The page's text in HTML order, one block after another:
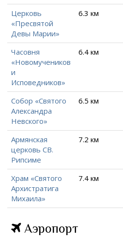
Церковь
«Пресвятой
Девы Марии»
6.3 км
Часовня
«Новомучеников
и
Исповедников»
6.4 км
Собор «Святого
Александра
Невского»
6.5 км
Армянская
церковь СВ.
Рипсиме
7.2 км
Храм «Святого
Архистратига
Михаила»
7.4 км
Аэропорт